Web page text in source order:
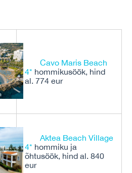
Cavo Maris Beach
4* hommikusöök, hind
al. 774 eur
Aktea Beach Village
4* hommiku ja
õhtusöök, hind al. 840
eur